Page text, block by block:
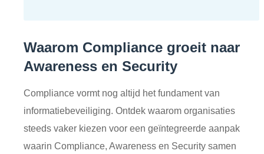
Waarom Compliance groeit naar
Awareness en Security
Compliance vormt nog altijd het fundament van
informatiebeveiliging. Ontdek waarom organisaties
steeds vaker kiezen voor een geïntegreerde aanpak
waarin Compliance, Awareness en Security samen